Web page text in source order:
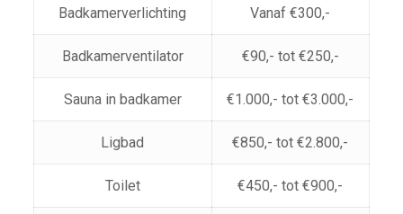
Badkamerverlichting Vanaf €300,-
Badkamerventilator €90,- tot €250,-
Sauna in badkamer €1.000,- tot €3.000,-
Ligbad €850,- tot €2.800,-
Toilet €450,- tot €900,-